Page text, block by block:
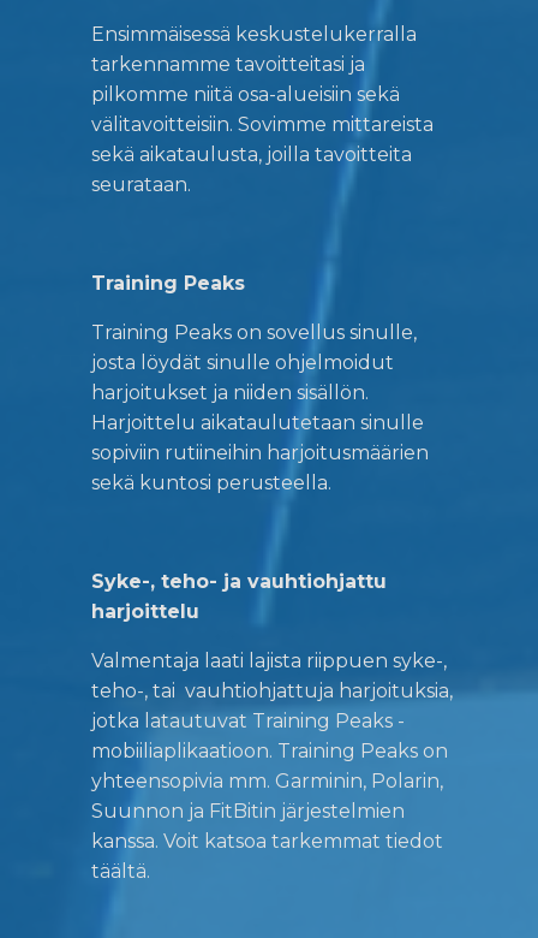
Ensimmäisessä keskustelukerralla
tarkennamme tavoitteitasi ja
pilkomme niitä osa-alueisiin sekä
välitavoitteisiin. Sovimme mittareista
sekä aikataulusta, joilla tavoitteita
seurataan.
Training Peaks
Training Peaks on sovellus sinulle,
josta löydät sinulle ohjelmoidut
harjoitukset ja niiden sisällön.
Harjoittelu aikataulutetaan sinulle
sopiviin rutiineihin harjoitusmäärien
sekä kuntosi perusteella.
Syke-, teho- ja vauhtiohjattu
harjoittelu
Valmentaja laati lajista riippuen syke-,
teho-, tai vauhtiohjattuja harjoituksia,
jotka latautuvat Training Peaks -
mobiiliaplikaatioon. Training Peaks on
yhteensopivia mm. Garminin, Polarin,
Suunnon ja FitBitin järjestelmien
kanssa. Voit katsoa tarkemmat tiedot
täältä.